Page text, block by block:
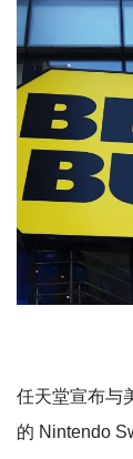
任天堂宣布与
的 Nintendo